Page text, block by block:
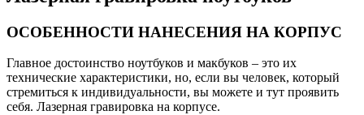
ОСОБЕННОСТИ НАНЕСЕНИЯ НА КОРПУС
Главное достоинство ноутбуков и макбуков – это их
технические характеристики, но, если вы человек, который
стремиться к индивидуальности, вы можете и тут проявить
себя. Лазерная гравировка на корпусе.